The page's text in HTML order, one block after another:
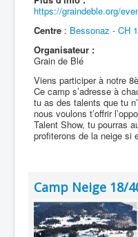
https://graindeble.org/
Centre : Bessonaz - CH
Organisateur :
Grain de Blé
Viens participer à notre
Ce camp s’adresse à
tu as des talents que tu
nous voulons t’offrir
Talent Show, tu pourras
profiterons de la neige si
Camp Neige 18/